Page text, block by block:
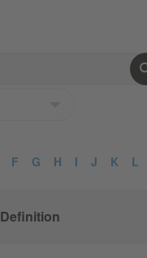
F G H I J K L
Definition